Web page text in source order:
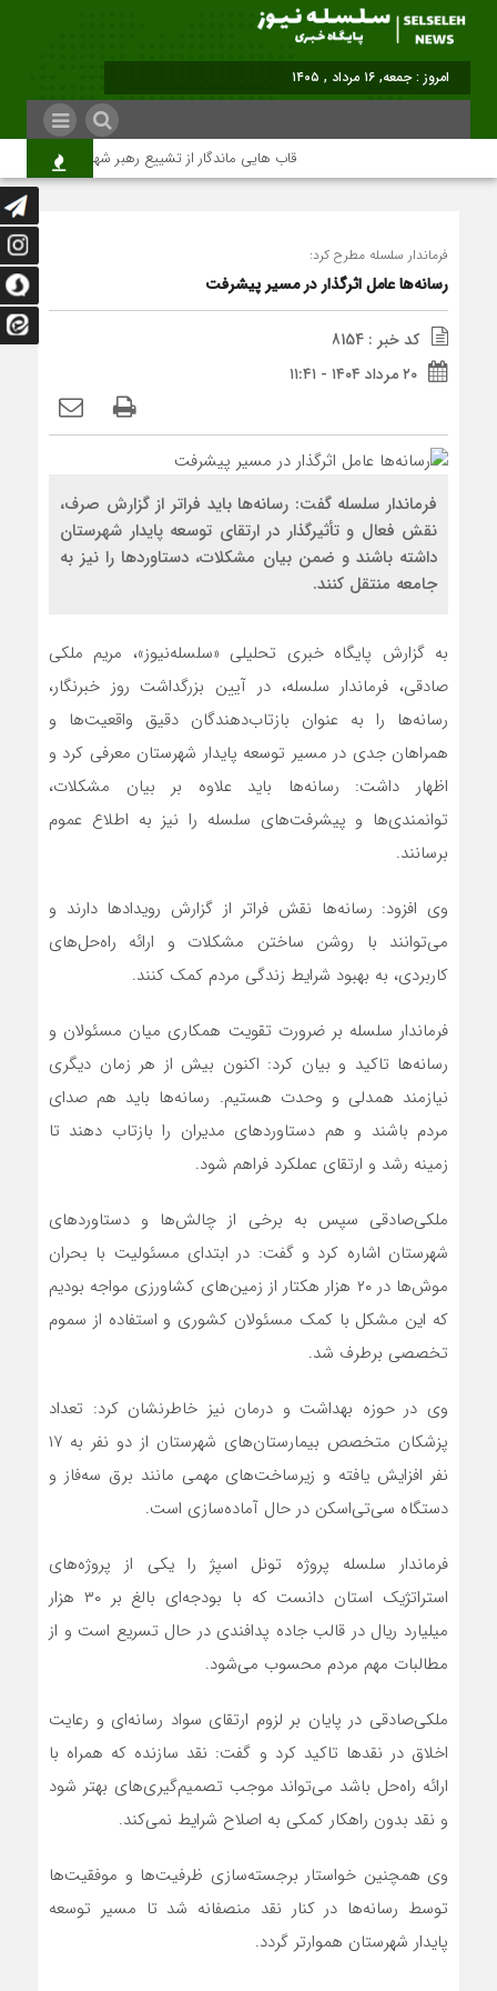
امروز : جمعه, ۱۶ مرداد , ۱۴۰۵
قاب هایی ماندگار از تشییع رهبر شهید در تهران
فرماندار سلسله مطرح کرد:
رسانه‌ها عامل اثرگذار در مسیر پیشرفت
کد خبر : 8154
۲۰ مرداد ۱۴۰۴ - ۱۱:۴۱
فرماندار سلسله گفت: رسانه‌ها باید فراتر از گزارش صرف،
نقش فعال و تأثیرگذار در ارتقای توسعه پایدار شهرستان
داشته باشند و ضمن بیان مشکلات، دستاوردها را نیز به
جامعه منتقل کنند.
به گزارش پایگاه خبری تحلیلی «سلسله‌نیوز»، مریم ملکی
صادقی، فرماندار سلسله، در آیین بزرگداشت روز خبرنگار،
رسانه‌ها را به عنوان بازتاب‌دهندگان دقیق واقعیت‌ها و
همراهان جدی در مسیر توسعه پایدار شهرستان معرفی کرد و
اظهار داشت: رسانه‌ها باید علاوه بر بیان مشکلات،
توانمندی‌ها و پیشرفت‌های سلسله را نیز به اطلاع عموم
برسانند.
وی افزود: رسانه‌ها نقش فراتر از گزارش رویدادها دارند و
می‌توانند با روشن ساختن مشکلات و ارائه راه‌حل‌های
کاربردی، به بهبود شرایط زندگی مردم کمک کنند.
فرماندار سلسله بر ضرورت تقویت همکاری میان مسئولان و
رسانه‌ها تاکید و بیان کرد: اکنون بیش از هر زمان دیگری
نیازمند همدلی و وحدت هستیم. رسانه‌ها باید هم صدای
مردم باشند و هم دستاوردهای مدیران را بازتاب دهند تا
زمینه رشد و ارتقای عملکرد فراهم شود.
ملکی‌صادقی سپس به برخی از چالش‌ها و دستاوردهای
شهرستان اشاره کرد و گفت: در ابتدای مسئولیت با بحران
موش‌ها در ۲۰ هزار هکتار از زمین‌های کشاورزی مواجه بودیم
که این مشکل با کمک مسئولان کشوری و استفاده از سموم
تخصصی برطرف شد.
وی در حوزه بهداشت و درمان نیز خاطرنشان کرد: تعداد
پزشکان متخصص بیمارستان‌های شهرستان از دو نفر به ۱۷
نفر افزایش یافته و زیرساخت‌های مهمی مانند برق سه‌فاز و
دستگاه سی‌تی‌اسکن در حال آماده‌سازی است.
فرماندار سلسله پروژه تونل اسپژ را یکی از پروژه‌های
استراتژیک استان دانست که با بودجه‌ای بالغ بر ۳۰ هزار
میلیارد ریال در قالب جاده پدافندی در حال تسریع است و از
مطالبات مهم مردم محسوب می‌شود.
ملکی‌صادقی در پایان بر لزوم ارتقای سواد رسانه‌ای و رعایت
اخلاق در نقدها تاکید کرد و گفت: نقد سازنده که همراه با
ارائه راه‌حل باشد می‌تواند موجب تصمیم‌گیری‌های بهتر شود
و نقد بدون راهکار کمکی به اصلاح شرایط نمی‌کند.
وی همچنین خواستار برجسته‌سازی ظرفیت‌ها و موفقیت‌ها
توسط رسانه‌ها در کنار نقد منصفانه شد تا مسیر توسعه
پایدار شهرستان هموارتر گردد.